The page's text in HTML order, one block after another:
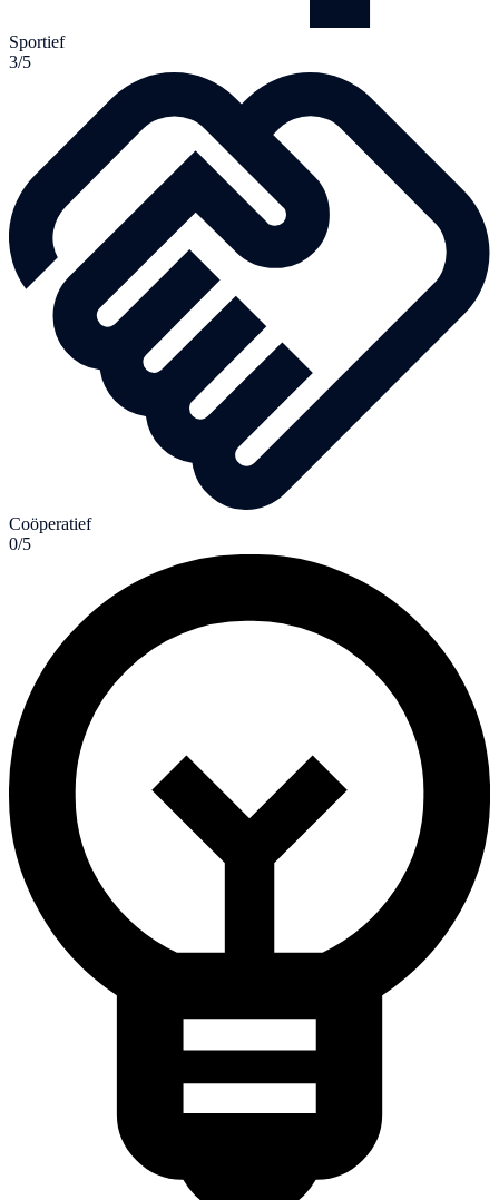
Sportief
3/5
Coöperatief
0/5